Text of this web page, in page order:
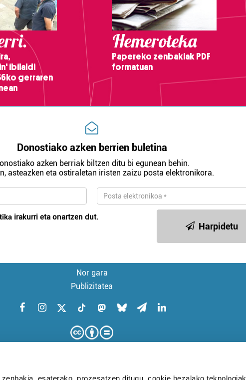
ibilaldi
gerraren
Hemeroteka
Papereko zenbakiak PDF
formatuan
Donostiako azken berrien buletina
azken berriak biltzen ditu bi egunean behin.
asteazken eta ostiraletan iristen zaizu posta elektronikora.
irakurri eta onartzen dut.
Harpidetu
Nor gara
Publizitatea